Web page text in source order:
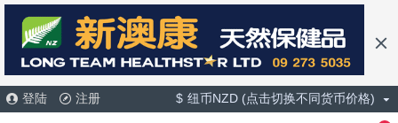
登陆 注册 $ 纽币NZD (点击切换不同货币价格)